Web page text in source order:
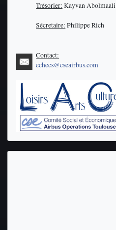
Trésorier: Kayvan Abolmaali
Sécretaire: Philippe Rich
Contact:
echecs@cseairbus.com